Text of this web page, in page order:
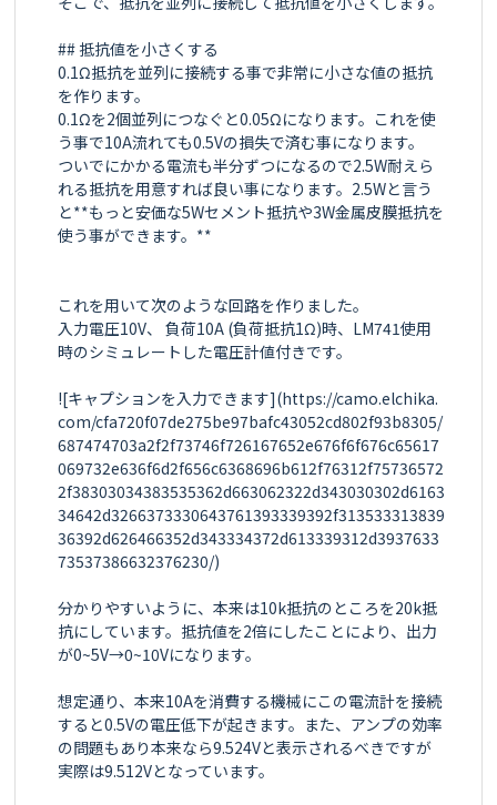
## 抵抗値を小さくする
0.1Ω抵抗を並列に接続する事で非常に小さな値の抵抗
を作ります。
0.1Ωを2個並列につなぐと0.05Ωになります。これを使
う事で10A流れても0.5Vの損失で済む事になります。
ついでにかかる電流も半分ずつになるので2.5W耐えら
れる抵抗を用意すれば良い事になります。2.5Wと言う
と**もっと安価な5Wセメント抵抗や3W金属皮膜抵抗を
使う事ができます。**
これを用いて次のような回路を作りました。
入力電圧10V、 負荷10A (負荷抵抗1Ω)時、LM741使用
時のシミュレートした電圧計値付きです。
![キャプションを入力できます](https://camo.elchika.
com/cfa720f07de275be97bafc43052cd802f93b8305/
687474703a2f2f73746f726167652e676f6f676c65617
069732e636f6d2f656c6368696b612f76312f75736572
2f38303034383535362d663062322d343030302d6163
34642d3266373330643761393339392f313533313839
36392d626466352d343334372d613339312d3937633
73537386632376230/)
分かりやすいように、本来は10k抵抗のところを20k抵
抗にしています。抵抗値を2倍にしたことにより、出力
が0~5V→0~10Vになります。
想定通り、本来10Aを消費する機械にこの電流計を接続
すると0.5Vの電圧低下が起きます。また、アンプの効率
の問題もあり本来なら9.524Vと表示されるべきですが
実際は9.512Vとなっています。